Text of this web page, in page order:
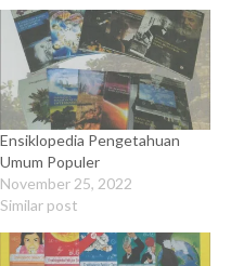
Ensiklopedia Pengetahuan
Umum Populer
November 25, 2022
Similar post